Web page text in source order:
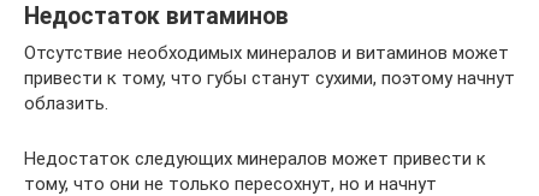
Недостаток витаминов
Отсутствие необходимых минералов и витаминов может
привести к тому, что губы станут сухими, поэтому начнут
облазить.
Недостаток следующих минералов может привести к
тому, что они не только пересохнут, но и начнут